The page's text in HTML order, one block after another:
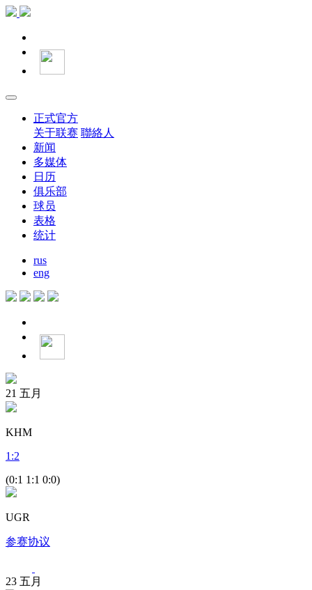
正式官方
关于联赛 聯絡人
新闻
多媒体
日历
俱乐部
球员
表格
统计
rus
eng
21 五月
KHM
1 :2
(0:1 1:1 0:0)
UGR
参赛协议
23 五月